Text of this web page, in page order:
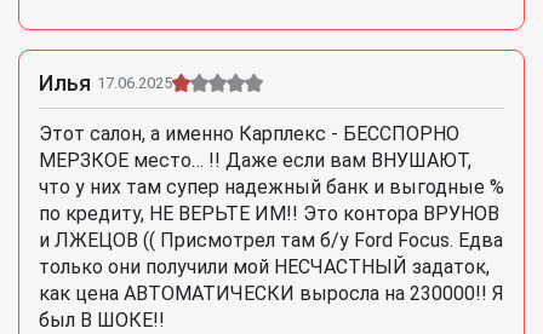
Илья 17.06.2025
Этот салон, а именно Карплекс - БЕССПОРНО
МЕРЗКОЕ место… !! Даже если вам ВНУШАЮТ,
что у них там супер надежный банк и выгодные %
по кредиту, НЕ ВЕРЬТЕ ИМ!! Это контора ВРУНОВ
и ЛЖЕЦОВ (( Присмотрел там б/у Ford Focus. Едва
только они получили мой НЕСЧАСТНЫЙ задаток,
как цена АВТОМАТИЧЕСКИ выросла на 230000!! Я
был В ШОКЕ!!